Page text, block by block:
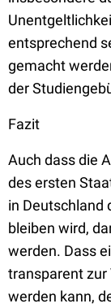
entsprechend
gemacht
der
Fazit
Auch dass die
des ersten
in Deutschland
bleiben wird,
werden. Dass
transparent zur
werden kann,